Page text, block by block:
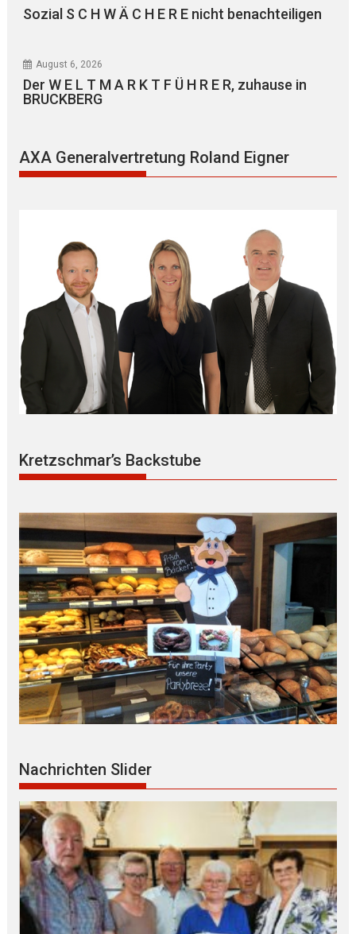
Sozial S C H W Ä C H E R E nicht benachteiligen
August 6, 2026
Der W E L T M A R K T F Ü H R E R, zuhause in
BRUCKBERG
AXA Generalvertretung Roland Eigner
Kretzschmar’s Backstube
Nachrichten Slider